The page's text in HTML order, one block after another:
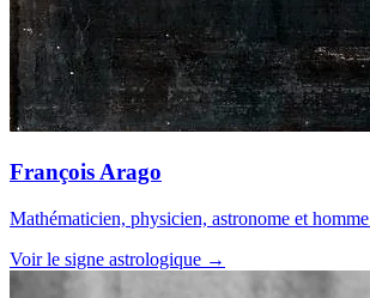
François Arago
Mathématicien, physicien, astronome et
Voir le signe astrologique →